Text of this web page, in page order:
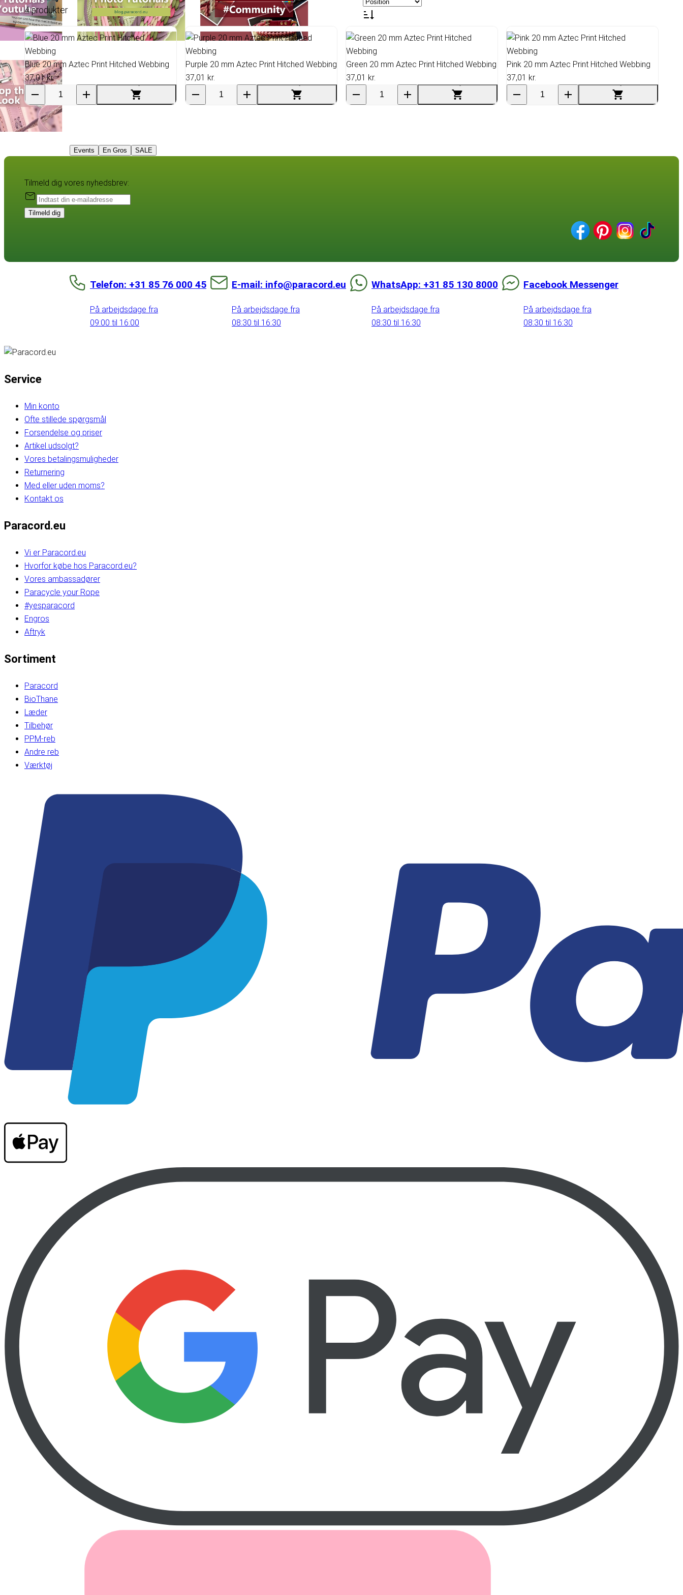
Events En Gros SALE
4 produkter
Blue 20 mm Aztec Print Hitched Webbing
37,01 kr.
Purple 20 mm Aztec Print Hitched Webbing
37,01 kr.
Green 20 mm Aztec Print Hitched Webbing
37,01 kr.
Pink 20 mm Aztec Print Hitched Webbing
37,01 kr.
Tilmeld dig vores nyhedsbrev:
Tilmeld dig
Telefon: +31 85 76 000 45
På arbejdsdage fra
09:00 til 16:00
E-mail: info@paracord.eu
På arbejdsdage fra
08:30 til 16:30
WhatsApp: +31 85 130 8000
På arbejdsdage fra
08:30 til 16:30
Facebook Messenger
På arbejdsdage fra
08:30 til 16:30
Service
Min konto
Ofte stillede spørgsmål
Forsendelse og priser
Artikel udsolgt?
Vores betalingsmuligheder
Returnering
Med eller uden moms?
Kontakt os
Paracord.eu
Vi er Paracord.eu
Hvorfor købe hos Paracord.eu?
Vores ambassadører
Paracycle your Rope
#yesparacord
Engros
Aftryk
Sortiment
Paracord
BioThane
Læder
Tilbehør
PPM-reb
Andre reb
Værktøj